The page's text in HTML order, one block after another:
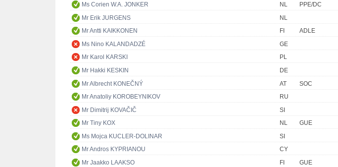
Ms Corien W.A. JONKER
NL
PPE/DC
Mr Erik JURGENS
NL
Mr Antti KAIKKONEN
FI
ADLE
Ms Nino KALANDADZÉ
GE
Mr Karol KARSKI
PL
Mr Hakki KESKIN
DE
Mr Albrecht KONEČNÝ
AT
SOC
Mr Anatoliy KOROBEYNIKOV
RU
Mr Dimitrij KOVAČIČ
SI
Mr Tiny KOX
NL
GUE
Ms Mojca KUCLER-DOLINAR
SI
Mr Andros KYPRIANOU
CY
Mr Jaakko LAAKSO
FI
GUE